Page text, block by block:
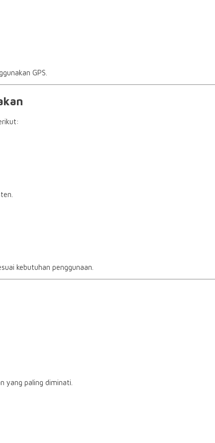
GPS.
kebutuhan penggunaan.
yang paling diminati.